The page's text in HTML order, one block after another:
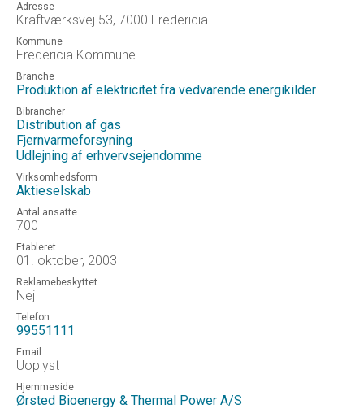
Adresse
Kraftværksvej 53, 7000 Fredericia
Kommune
Fredericia Kommune
Branche
Produktion af elektricitet fra vedvarende energikilder
Bibrancher
Distribution af gas
Fjernvarmeforsyning
Udlejning af erhvervsejendomme
Virksomhedsform
Aktieselskab
Antal ansatte
700
Etableret
01. oktober, 2003
Reklamebeskyttet
Nej
Telefon
99551111
Email
Uoplyst
Hjemmeside
Ørsted Bioenergy & Thermal Power A/S